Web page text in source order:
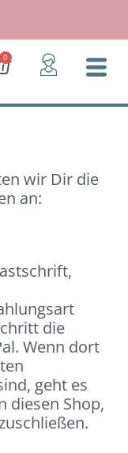
0
wir Dir die
an:
die
Wenn dort
geht es
diesen Shop,